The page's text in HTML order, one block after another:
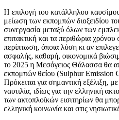
Η επιλογή του κατάλληλου
μείωση των εκπομπών διοξειδίου
συνεργασία μεταξύ όλων των
επιτακτική και τα περιθώρια
περίπτωση, όποια λύση κι αν
ασφαλής, καθαρή, οικονομικά
το 2025 η Μεσόγειος Θάλασσα θα
εκπομπών θείου (Sulphur Emission
Πρόκειται για σημαντική εξέλιξη,
ναυτιλία, ιδίως για την ελληνική
των ακτοπλοϊκών εισιτηρίων θα
ελληνική κοινωνία και στις